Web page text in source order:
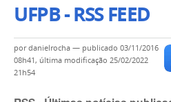
UFPB - RSS FEED
pordanielrocha — publicado 03/11/2016
08h41, última modificação 25/02/2022
21h54